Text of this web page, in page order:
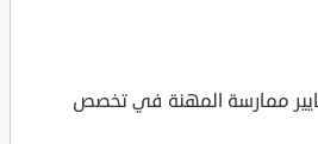
ممارسة المهنة في تخصص